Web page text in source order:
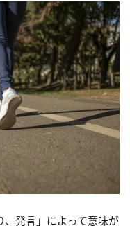
、発言」によって意味が